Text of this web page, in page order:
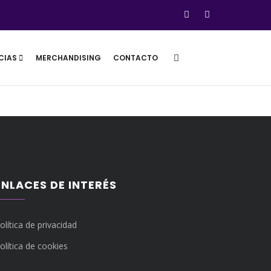
MERCHANDISING CONTACTO
DE INTERÉS
de privacidad
de cookies